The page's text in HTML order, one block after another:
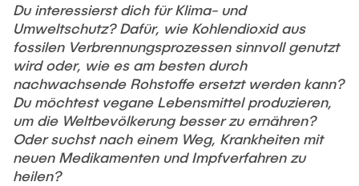
Arbeiten an der TU Hamburg
Stellenausschreibungen
Berufsausbildung und Praktika
Berufungen
Neue Mitarbeitende
Intern
Alumni
Berufseinstieg - Career Center
Graduiertenakademie
Promotion und Habilitation
Wissenschaftliche Weiterbildung
Lehre und Lernen
Future Lectures
Team
Neues aus der Forschung &
Transfer
Interdisziplinärer Workshop des FSP
Management-Wissenschaften und Technologie
Studiengänge
Forschung und Institute
Maschinenbau
Studiengänge
Strategie
ECIU University
Contacts & International Team
Du interessierst dich für Klima- und
Umweltschutz? Dafür, wie Kohlendioxid aus
fossilen Verbrennungsprozessen sinnvoll genutzt
wird oder, wie es am besten durch
nachwachsende Rohstoffe ersetzt werden kann?
Du möchtest vegane Lebensmittel produzieren,
um die Weltbevölkerung besser zu ernähren?
Oder suchst nach einem Weg, Krankheiten mit
neuen Medikamenten und Impfverfahren zu
heilen?